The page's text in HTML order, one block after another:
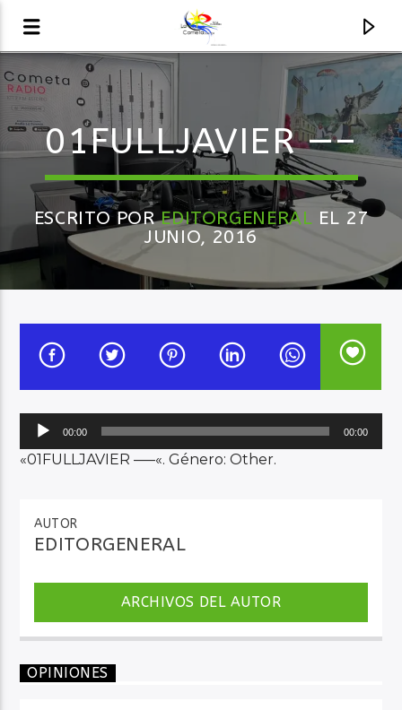
AUDIO EN VIVO
LA COMETA, SEÑALES A CIELO ABIERTO
Audio en Vivo
01FULLJAVIER —–
ESCRITO POREDITORGENERAL EL 27
JUNIO, 2016
Reproductor
audio
00:00 00:00
«01FULLJAVIER —–«. Género: Other.
AUTOR
EDITORGENERAL
ARCHIVOS DEL AUTOR
OPINIONES